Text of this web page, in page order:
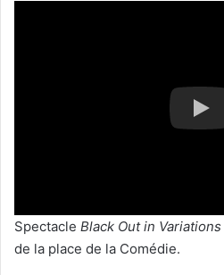
Spectacle Black Out in Variations
de la place de la Comédie.